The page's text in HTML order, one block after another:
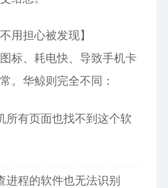
用担心被发现】
标、耗电快、导致手机卡
。华鲸则完全不同：
所有页面也找不到这个软
进程的软件也无法识别